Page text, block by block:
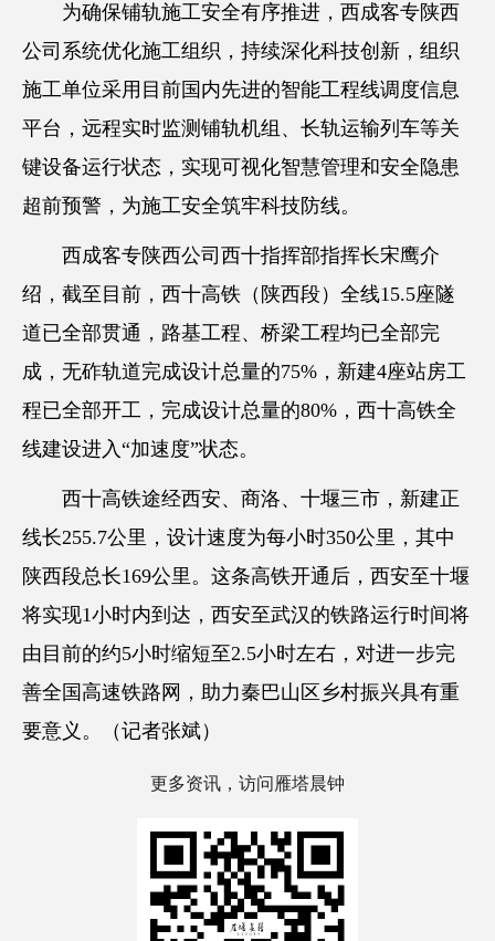
为确保铺轨施工安全有序推进，西成客专陕西
公司系统优化施工组织，持续深化科技创新，组织
施工单位采用目前国内先进的智能工程线调度信息
平台，远程实时监测铺轨机组、长轨运输列车等关
键设备运行状态，实现可视化智慧管理和安全隐患
超前预警，为施工安全筑牢科技防线。
西成客专陕西公司西十指挥部指挥长宋鹰介
绍，截至目前，西十高铁（陕西段）全线15.5座隧
道已全部贯通，路基工程、桥梁工程均已全部完
成，无砟轨道完成设计总量的75%，新建4座站房工
程已全部开工，完成设计总量的80%，西十高铁全
线建设进入“加速度”状态。
西十高铁途经西安、商洛、十堰三市，新建正
线长255.7公里，设计速度为每小时350公里，其中
陕西段总长169公里。这条高铁开通后，西安至十堰
将实现1小时内到达，西安至武汉的铁路运行时间将
由目前的约5小时缩短至2.5小时左右，对进一步完
善全国高速铁路网，助力秦巴山区乡村振兴具有重
要意义。（记者张斌）
更多资讯，访问雁塔晨钟